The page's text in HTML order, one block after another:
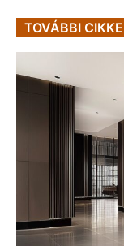
TOVÁBBI